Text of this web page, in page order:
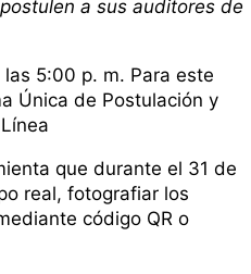
a sus auditores de
5:00 p. m. Para este
Única de Postulación y
que durante el 31 de
real, fotografiar los
código QR o